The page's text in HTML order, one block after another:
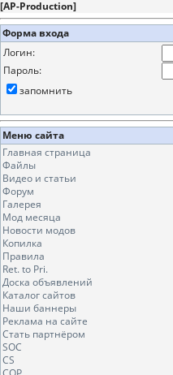
[AP-Production]
Форма входа
Логин:
Пароль:
запомнить
Меню сайта
Главная страница
Файлы
Видео и статьи
Форум
Галерея
Мод месяца
Новости модов
Копилка
Правила
Ret. to Pri.
Доска объявлений
Каталог сайтов
Наши баннеры
Реклама на сайте
Стать партнёром
SOC
CS